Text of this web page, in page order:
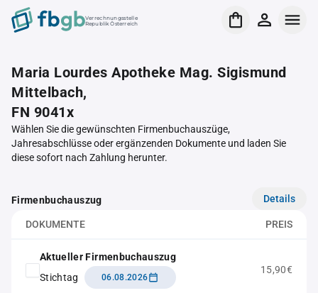
Verrechnungsstelle
Republik Österreich
Maria Lourdes Apotheke Mag. Sigismund
Mittelbach,
FN 9041x
Wählen Sie die gewünschten Firmenbuchauszüge,
Jahresabschlüsse oder ergänzenden Dokumente und laden Sie
diese sofort nach Zahlung herunter.
Firmenbuchauszug Details
DOKUMENTE PREIS
Aktueller Firmenbuchauszug
Stichtag
06.08.2026
15,90€